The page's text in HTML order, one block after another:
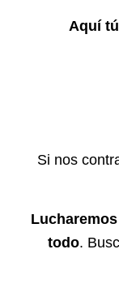
Aquí
Si nos
todo.